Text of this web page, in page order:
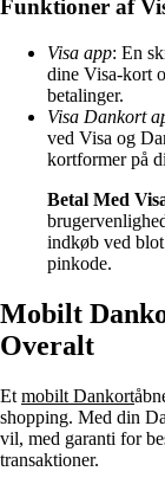
Funktioner af
Visa app: En
dine Visa-kort
betalinger.
Visa Dankort
ved Visa og
kortformer på
Betal Med
indkøb ved blot
pinkode.
Mobilt
Overalt
Et mobilt Dankort
shopping. Med din
vil, med garanti for
transaktioner.